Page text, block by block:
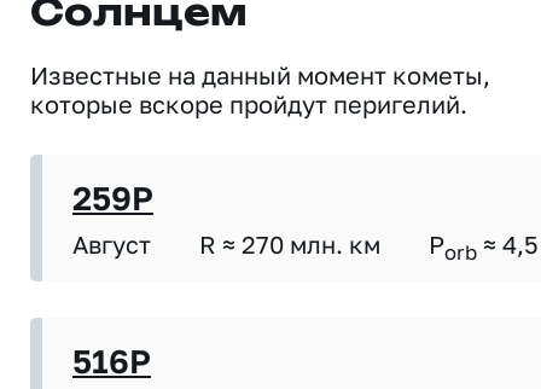
Солнцем
Известные на данный момент кометы,
которые вскоре пройдут перигелий.
259P
Август R ≈ 270 млн. км Porb ≈ 4,5
516P